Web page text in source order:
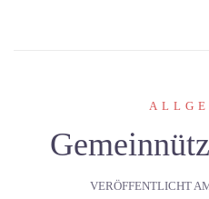
VERÖFFENTLICHT